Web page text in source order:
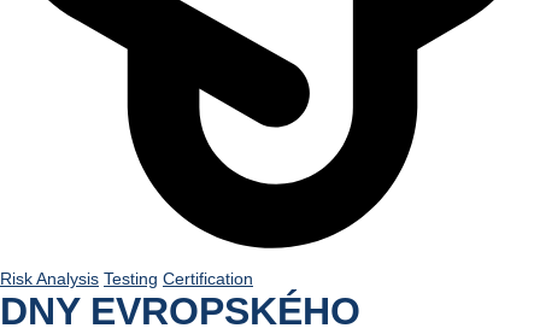
Risk Analysis Testing Certification
DNY EVROPSKÉHO